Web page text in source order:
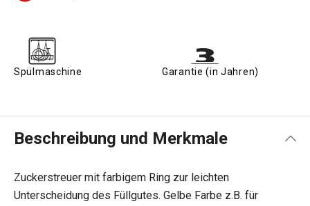
Spülmaschine Garantie (in Jahren)
Beschreibung und Merkmale
Zuckerstreuer mit farbigem Ring zur leichten
Unterscheidung des Füllgutes. Gelbe Farbe z.B. für